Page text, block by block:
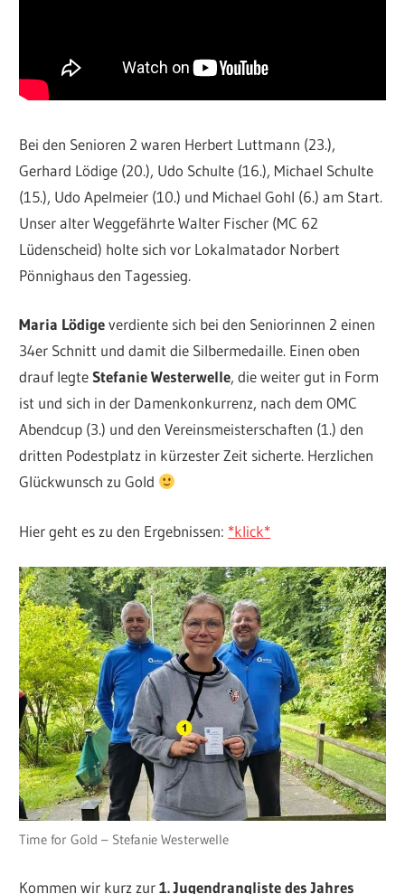
Bei den Senioren 2 waren Herbert Luttmann (23.),
Gerhard Lödige (20.), Udo Schulte (16.), Michael Schulte
(15.), Udo Apelmeier (10.) und Michael Gohl (6.) am Start.
Unser alter Weggefährte Walter Fischer (MC 62
Lüdenscheid) holte sich vor Lokalmatador Norbert
Pönnighaus den Tagessieg.
Maria Lödigeverdiente sich bei den Seniorinnen 2 einen
34er Schnitt und damit die Silbermedaille. Einen oben
drauf legteStefanie Westerwelle, die weiter gut in Form
ist und sich in der Damenkonkurrenz, nach dem OMC
Abendcup (3.) und den Vereinsmeisterschaften (1.) den
dritten Podestplatz in kürzester Zeit sicherte. Herzlichen
Glückwunsch zu Gold
Hier geht es zu den Ergebnissen: *klick*
Time for Gold – Stefanie Westerwelle
Kommen wir kurz zur1. Jugendrangliste des Jahres